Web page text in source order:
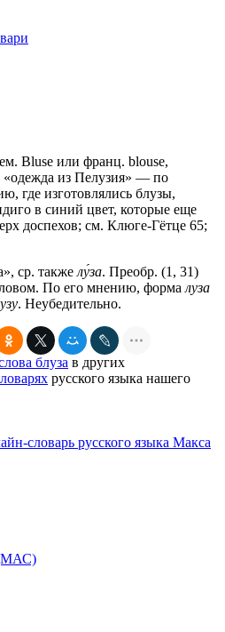
Bluse или франц. blouse,
«одежда из Пелузия» — по
где изготовлялись блузы,
в синий цвет, которые еще
доспехов; см. Клюге-Гётце 65;
ср. также лу́за. Преобр. (1, 31)
По его мнению, форма луза
. Неубедительно.
блуза в других
русского языка нашего
словарь русского языка Макса
(МАС)